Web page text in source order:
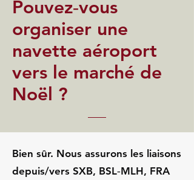
Pouvez‑vous
organiser une
navette aéroport
vers le marché de
Noël ?
Bien sûr. Nous assurons les liaisons
depuis/vers SXB, BSL‑MLH, FRA